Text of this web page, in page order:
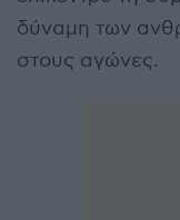
δύναμη των
στους αγώνες.